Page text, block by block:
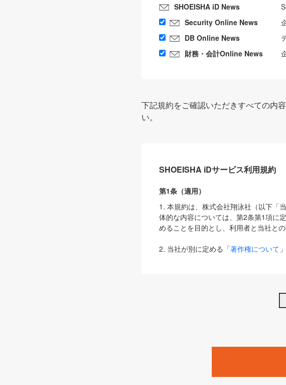
SHOEISHA iD News
Security Online News
DB Online News
財務・会計Online News
下記規約をご確認いただきすべての内
い。
SHOEISHA iDサービス利用規約
第1条（適用）
1. 本規約は、株式会社翔泳社（以下「
体的な内容については、第2条第1項に
めることを目的とし、利用者と当社と
2. 当社が別に定める「著作権について
は、本規約の規定が優先して適用される
1. 「本サービス」とは、当社が提供す
みます）及びこれらサービスに関連し
「SEBook」「SEShop」「CodeZine